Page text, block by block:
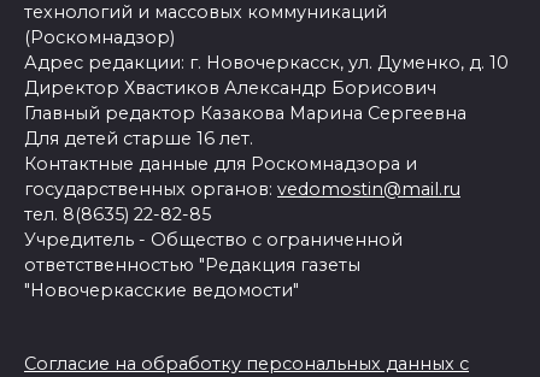
технологий и массовых коммуникаций
(Роскомнадзор)
Адрес редакции: г. Новочеркасск, ул. Думенко, д. 10
Директор Хвастиков Александр Борисович
Главный редактор Казакова Марина Сергеевна
Для детей старше 16 лет.
Контактные данные для Роскомнадзора и
государственных органов: vedomostin@mail.ru
тел. 8(8635) 22-82-85
Учредитель - Общество с ограниченной
ответственностью "Редакция газеты
"Новочеркасские ведомости"
Согласие на обработку персональных данных с